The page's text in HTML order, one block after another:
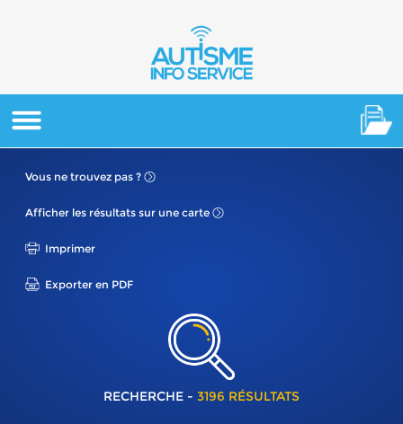
Vous ne trouvez pas ?
Afficher les résultats sur une carte
Imprimer
Exporter en PDF
RECHERCHE - 3196 RÉSULTATS